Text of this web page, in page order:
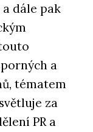
dále pak
a
tématem
za
PR a